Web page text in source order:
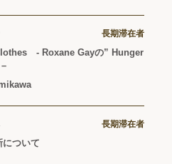
長期滞在者
- Roxane Gayの” Hunger
長期滞在者
について